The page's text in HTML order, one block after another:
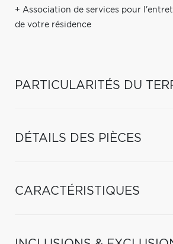
+ Association de services pour
de votre résidence
PARTICULARITÉS DU
DÉTAILS DES PIÈCES
CARACTÉRISTIQUES